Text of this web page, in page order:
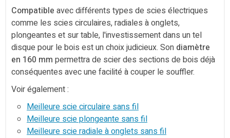
Compatible avec différents types de scies électriques
comme les scies circulaires, radiales à onglets,
plongeantes et sur table, l'investissement dans un tel
disque pour le bois est un choix judicieux. Son diamètre
en 160 mm permettra de scier des sections de bois déjà
conséquentes avec une facilité à couper le souffler.
Voir également :
Meilleure scie circulaire sans fil
Meilleure scie plongeante sans fil
Meilleure scie radiale à onglets sans fil